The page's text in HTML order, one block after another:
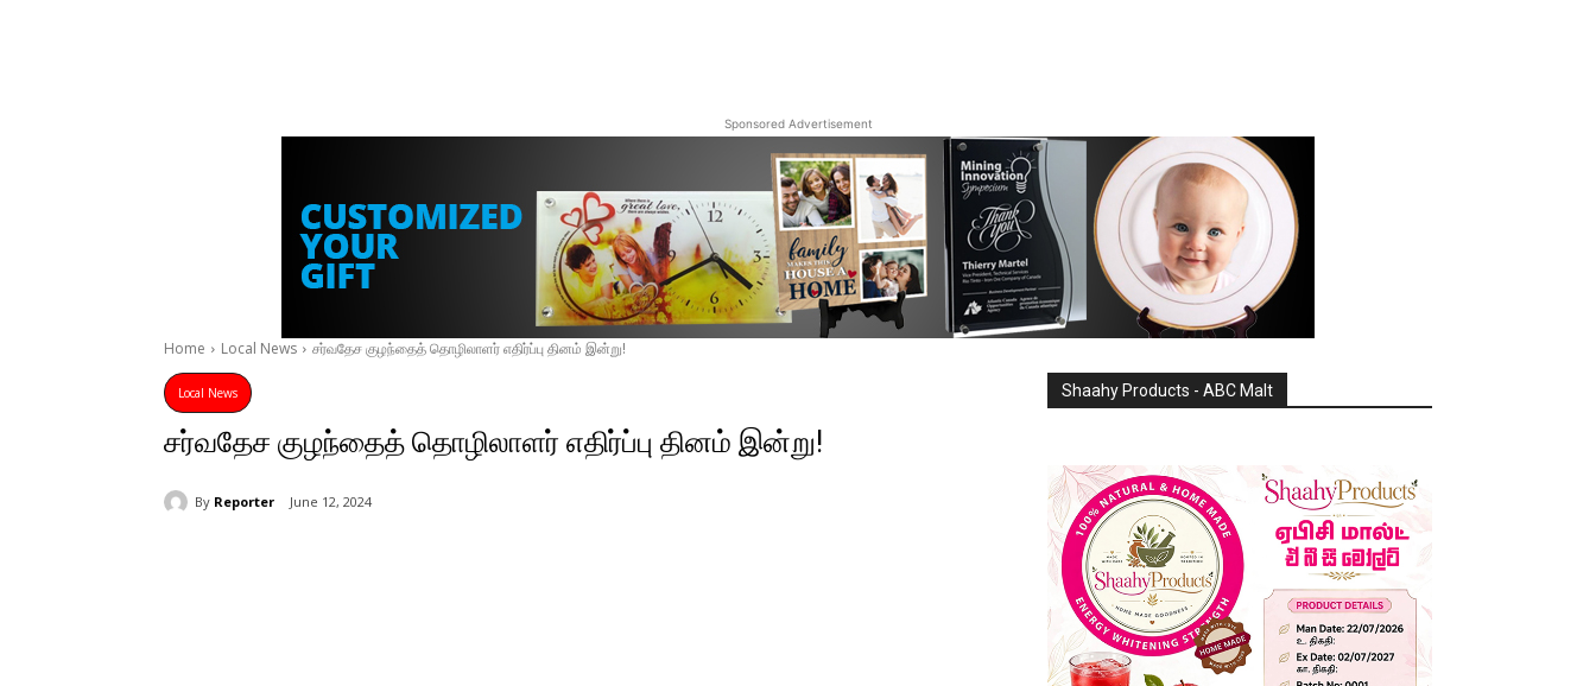
Sponsored Advertisement
Home Local News சர்வதேச குழந்தைத் தொழிலாளர் எதிர்ப்பு தினம் இன்று!
Local News
சர்வதேச குழந்தைத் தொழிலாளர் எதிர்ப்பு தினம் இன்று!
By Reporter June 12, 2024
Shaahy Products - ABC Malt